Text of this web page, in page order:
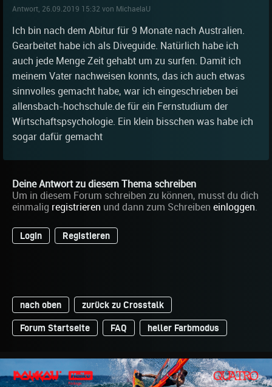
Antwort, 26.09.2019 15:32 von MichaelaU
Ich bin nach dem Abitur für 9 Monate nach Australien.
Gearbeitet habe ich als Diveguide. Natürlich habe ich
auch jede Menge Zeit gehabt um zu surfen. Damit ich
meinem Vater nachweisen konnts, das ich auch etwas
sinnvolles gemacht habe, war ich eingeschrieben bei
allensbach-hochschule.de für ein Fernstudium der
Wirtschaftspsychologie. Ein klein bisschen was habe ich
sogar dafür gemacht
Deine Antwort zu diesem Thema schreiben
Um in diesem Forum schreiben zu können, musst du dich
einmalig registrieren und dann zum Schreiben einloggen.
Login Registieren
nach oben zurück zu Crosstalk
Forum Startseite FAQ heller Farbmodus